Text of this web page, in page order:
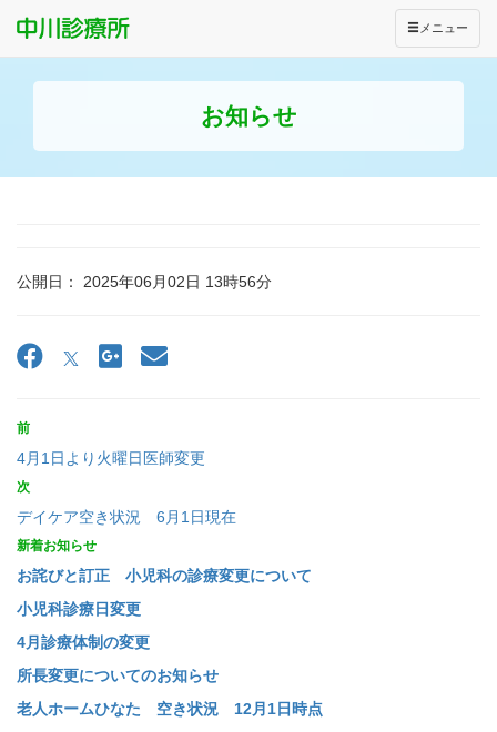
メニュー
お知らせ
公開日： 2025年06月02日 13時56分
前
4月1日より火曜日医師変更
次
デイケア空き状況 6月1日現在
新着お知らせ
お詫びと訂正 小児科の診療変更について
小児科診療日変更
4月診療体制の変更
所長変更についてのお知らせ
老人ホームひなた 空き状況 12月1日時点